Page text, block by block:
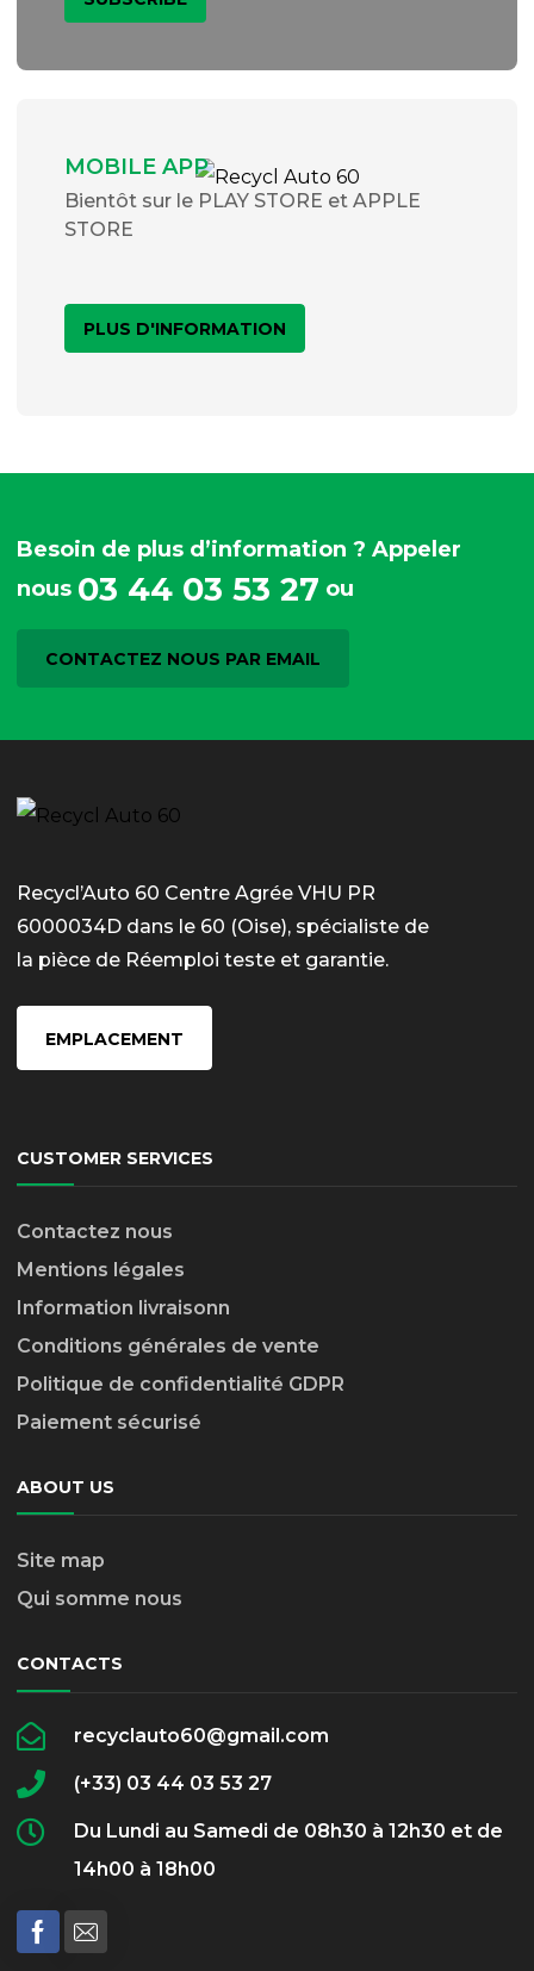
MOBILE APP
Bientôt sur le PLAY STORE et APPLE
STORE
PLUS D'INFORMATION
Besoin de plus d’information ? Appeler
nous 03 44 03 53 27 ou
CONTACTEZ NOUS PAR EMAIL
Recycl’Auto 60 Centre Agrée VHU PR
6000034D dans le 60 (Oise), spécialiste de
la pièce de Réemploi teste et garantie.
EMPLACEMENT
CUSTOMER SERVICES
Contactez nous
Mentions légales
Information livraisonn
Conditions générales de vente
Politique de confidentialité GDPR
Paiement sécurisé
ABOUT US
Site map
Qui somme nous
CONTACTS
recyclauto60@gmail.com
(+33) 03 44 03 53 27
Du Lundi au Samedi de 08h30 à 12h30 et de
14h00 à 18h00